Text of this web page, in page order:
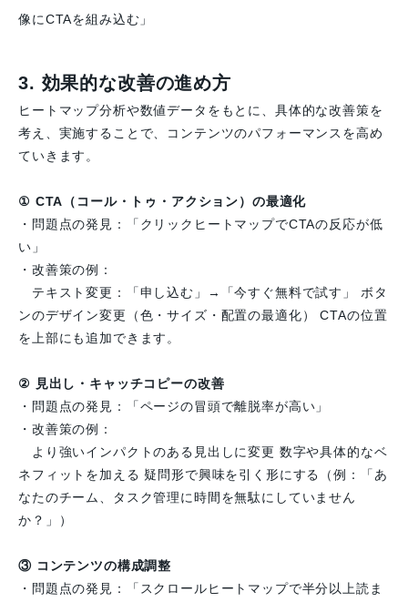
像にCTAを組み込む」
3. 効果的な改善の進め方
ヒートマップ分析や数値データをもとに、具体的な改善策を
考え、実施することで、コンテンツのパフォーマンスを高め
ていきます。
① CTA（コール・トゥ・アクション）の最適化
・問題点の発見：「クリックヒートマップでCTAの反応が低
い」
・改善策の例：
テキスト変更：「申し込む」→「今すぐ無料で試す」 ボタ
ンのデザイン変更（色・サイズ・配置の最適化） CTAの位置
を上部にも追加できます。
② 見出し・キャッチコピーの改善
・問題点の発見：「ページの冒頭で離脱率が高い」
・改善策の例：
より強いインパクトのある見出しに変更 数字や具体的なベ
ネフィットを加える 疑問形で興味を引く形にする（例：「あ
なたのチーム、タスク管理に時間を無駄にしていません
か？」）
③ コンテンツの構成調整
・問題点の発見：「スクロールヒートマップで半分以上読ま